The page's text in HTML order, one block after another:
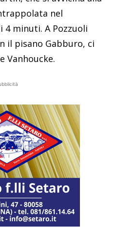
nel
minuti. A Pozzuoli
il pisano Gabburo, ci
Vanhoucke.